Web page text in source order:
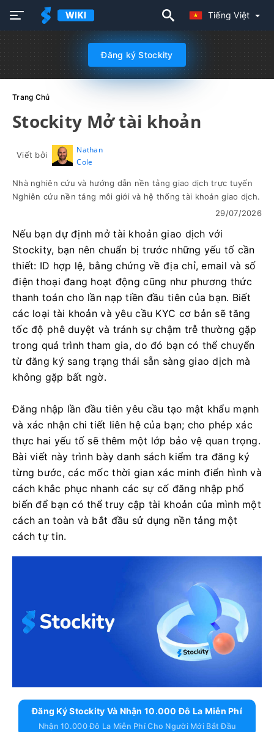
Tiếng Việt
Đăng ký Stockity
Trang Chủ
Stockity Mở tài khoản
Viết bởi
Nathan
Cole
Nhà nghiên cứu và hướng dẫn nền tảng giao dịch trực tuyến
Nghiên cứu nền tảng môi giới và hệ thống tài khoản giao dịch.
29/07/2026
Nếu bạn dự định mở tài khoản giao dịch với
Stockity, bạn nên chuẩn bị trước những yếu tố cần
thiết: ID hợp lệ, bằng chứng về địa chỉ, email và số
điện thoại đang hoạt động cũng như phương thức
thanh toán cho lần nạp tiền đầu tiên của bạn. Biết
các loại tài khoản và yêu cầu KYC cơ bản sẽ tăng
tốc độ phê duyệt và tránh sự chậm trễ thường gặp
trong quá trình tham gia, do đó bạn có thể chuyển
từ đăng ký sang trạng thái sẵn sàng giao dịch mà
không gặp bất ngờ.
Đăng nhập lần đầu tiên yêu cầu tạo mật khẩu mạnh
và xác nhận chi tiết liên hệ của bạn; cho phép xác
thực hai yếu tố sẽ thêm một lớp bảo vệ quan trọng.
Bài viết này trình bày danh sách kiểm tra đăng ký
từng bước, các mốc thời gian xác minh điển hình và
cách khắc phục nhanh các sự cố đăng nhập phổ
biến để bạn có thể truy cập tài khoản của mình một
cách an toàn và bắt đầu sử dụng nền tảng một
cách tự tin.
Đăng Ký Stockity Và Nhận 10.000 Đô La Miễn Phí
Nhận 10.000 Đô La Miễn Phí Cho Người Mới Bắt Đầu